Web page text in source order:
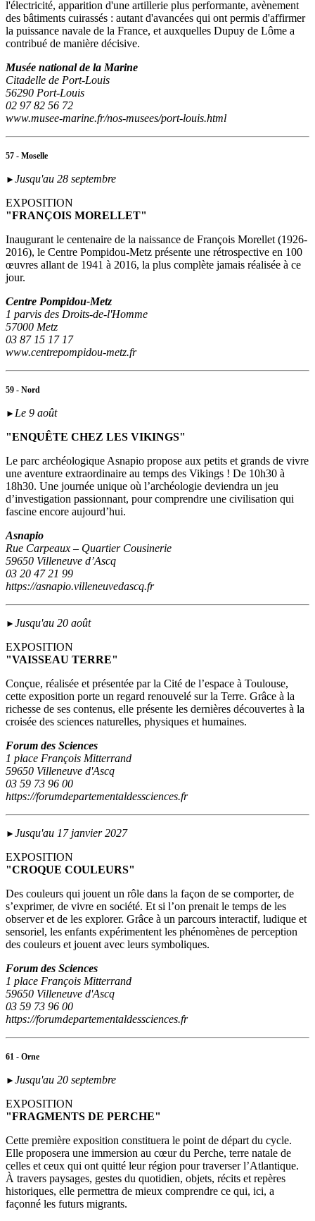
l'électricité, apparition d'une artillerie plus performante, avènement
des bâtiments cuirassés : autant d'avancées qui ont permis d'affirmer
la puissance navale de la France, et auxquelles Dupuy de Lôme a
contribué de manière décisive.
Musée national de la Marine
Citadelle de Port-Louis
56290 Port-Louis
02 97 82 56 72
www.musee-marine.fr/nos-musees/port-louis.html
57 - Moselle
► Jusqu'au 28 septembre
EXPOSITION
"FRANÇOIS MORELLET"
Inaugurant le centenaire de la naissance de François Morellet (1926-
2016), le Centre Pompidou-Metz présente une rétrospective en 100
œuvres allant de 1941 à 2016, la plus complète jamais réalisée à ce
jour.
Centre Pompidou-Metz
1 parvis des Droits-de-l'Homme
57000 Metz
03 87 15 17 17
www.centrepompidou-metz.fr
59 - Nord
► Le 9 août
"ENQUÊTE CHEZ LES VIKINGS"
Le parc archéologique Asnapio propose aux petits et grands de vivre
une aventure extraordinaire au temps des Vikings ! De 10h30 à
18h30. Une journée unique où l’archéologie deviendra un jeu
d’investigation passionnant, pour comprendre une civilisation qui
fascine encore aujourd’hui.
Asnapio
Rue Carpeaux – Quartier Cousinerie
59650 Villeneuve d’Ascq
03 20 47 21 99
https://asnapio.villeneuvedascq.fr
► Jusqu'au 20 août
EXPOSITION
"VAISSEAU TERRE"
Conçue, réalisée et présentée par la Cité de l’espace à Toulouse,
cette exposition porte un regard renouvelé sur la Terre. Grâce à la
richesse de ses contenus, elle présente les dernières découvertes à la
croisée des sciences naturelles, physiques et humaines.
Forum des Sciences
1 place François Mitterrand
59650 Villeneuve d'Ascq
03 59 73 96 00
https://forumdepartementaldessciences.fr
► Jusqu'au 17 janvier 2027
EXPOSITION
"CROQUE COULEURS"
Des couleurs qui jouent un rôle dans la façon de se comporter, de
s’exprimer, de vivre en société. Et si l’on prenait le temps de les
observer et de les explorer. Grâce à un parcours interactif, ludique et
sensoriel, les enfants expérimentent les phénomènes de perception
des couleurs et jouent avec leurs symboliques.
Forum des Sciences
1 place François Mitterrand
59650 Villeneuve d'Ascq
03 59 73 96 00
https://forumdepartementaldessciences.fr
61 - Orne
► Jusqu'au 20 septembre
EXPOSITION
"FRAGMENTS DE PERCHE"
Cette première exposition constituera le point de départ du cycle.
Elle proposera une immersion au cœur du Perche, terre natale de
celles et ceux qui ont quitté leur région pour traverser l’Atlantique.
À travers paysages, gestes du quotidien, objets, récits et repères
historiques, elle permettra de mieux comprendre ce qui, ici, a
façonné les futurs migrants.